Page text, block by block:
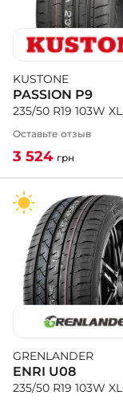
KUSTONE
PASSION P9
235/50 R19 103W XL
Оставьте отзыв
3 524 грн
GRENLANDER
ENRI U08
235/50 R19 103W XL